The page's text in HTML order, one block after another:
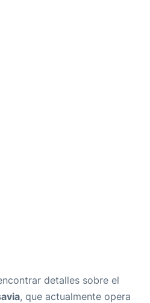
detalles sobre el
, que actualmente opera